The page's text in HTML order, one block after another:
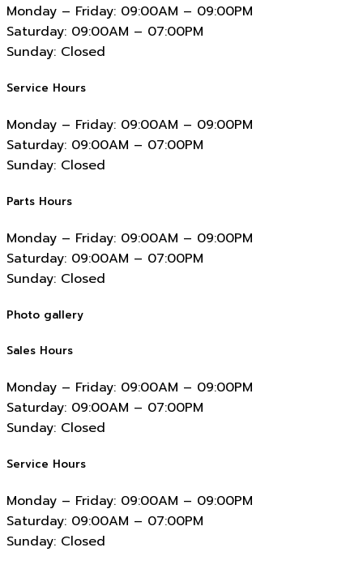
Monday – Friday: 09:00AM – 09:00PM
Saturday: 09:00AM – 07:00PM
Sunday: Closed
Service Hours
Monday – Friday: 09:00AM – 09:00PM
Saturday: 09:00AM – 07:00PM
Sunday: Closed
Parts Hours
Monday – Friday: 09:00AM – 09:00PM
Saturday: 09:00AM – 07:00PM
Sunday: Closed
Photo gallery
Sales Hours
Monday – Friday: 09:00AM – 09:00PM
Saturday: 09:00AM – 07:00PM
Sunday: Closed
Service Hours
Monday – Friday: 09:00AM – 09:00PM
Saturday: 09:00AM – 07:00PM
Sunday: Closed